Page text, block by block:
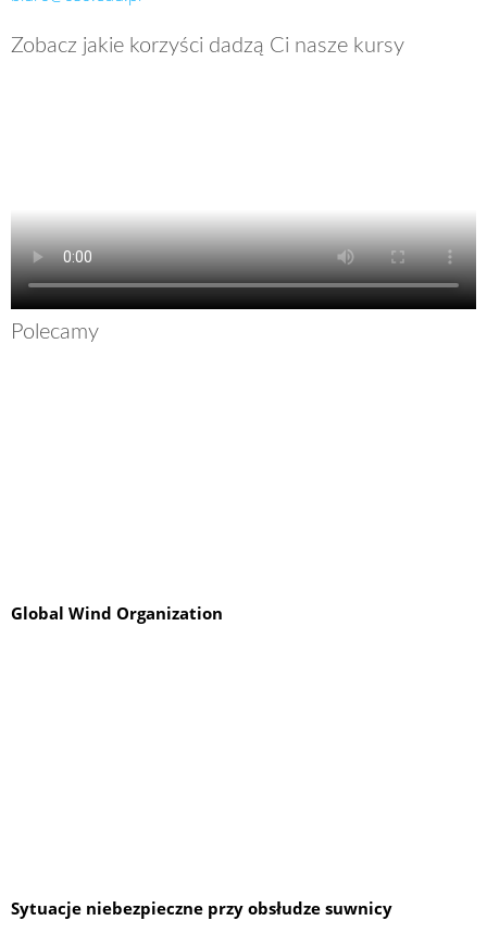
Zobacz jakie korzyści dadzą Ci nasze kursy
Polecamy
Global Wind Organization
Sytuacje niebezpieczne przy obsłudze suwnicy